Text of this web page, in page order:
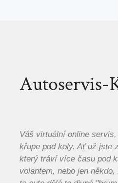
Autoservis-
Váš virtuální online
křupe pod koly. Ať už jste
který tráví více času pod
volantem, nebo jen